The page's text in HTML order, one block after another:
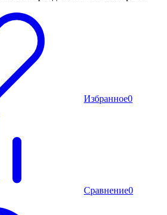
Избранное0
Сравнение0